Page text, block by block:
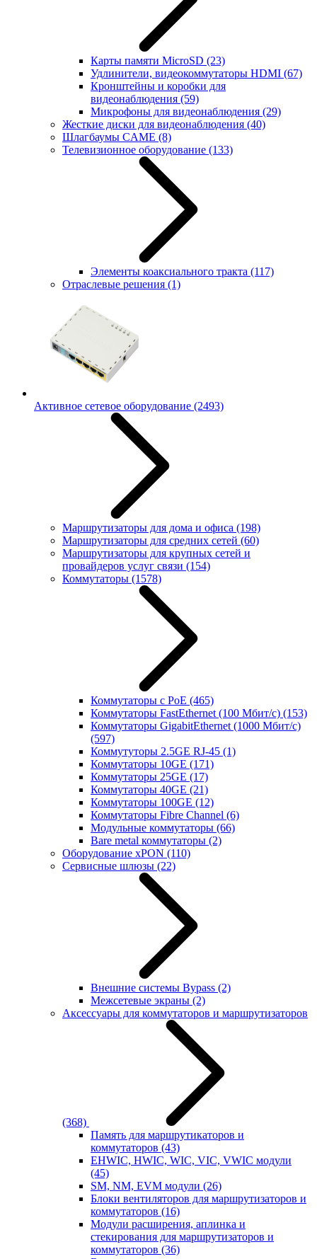
Карты памяти MicroSD (23)
Удлинители, видеокоммутаторы HDMI (67)
Кронштейны и коробки для
видеонаблюдения (59)
Микрофоны для видеонаблюдения (29)
Жесткие диски для видеонаблюдения (40)
Шлагбаумы CAME (8)
Телевизионное оборудование (133)
Элементы коаксиального тракта (117)
Отраслевые решения (1)
Активное сетевое оборудование (2493)
Маршрутизаторы для дома и офиса (198)
Маршрутизаторы для средних сетей (60)
Маршрутизаторы для крупных сетей и
провайдеров услуг связи (154)
Коммутаторы (1578)
Коммутаторы с PoE (465)
Коммутаторы FastEthernet (100 Мбит/с) (153)
Коммутаторы GigabitEthernet (1000 Мбит/с)
(597)
Коммутуторы 2.5GE RJ-45 (1)
Коммутаторы 10GE (171)
Коммутаторы 25GE (17)
Коммутаторы 40GE (21)
Коммутаторы 100GE (12)
Коммутаторы Fibre Channel (6)
Модульные коммутаторы (66)
Bare metal коммутаторы (2)
Оборудование xPON (110)
Сервисные шлюзы (22)
Внешние системы Bypass (2)
Межсетевые экраны (2)
Аксессуары для коммутаторов и маршрутизаторов
(368)
Память для маршрутикаторов и
коммутаторов (43)
EHWIC, HWIC, WIC, VIC, VWIC модули
(45)
SM, NM, EVM модули (26)
Блоки вентиляторов для маршрутизаторов и
коммутаторов (16)
Модули расширения, аплинка и
стекирования для маршрутизаторов и
коммутаторов (36)